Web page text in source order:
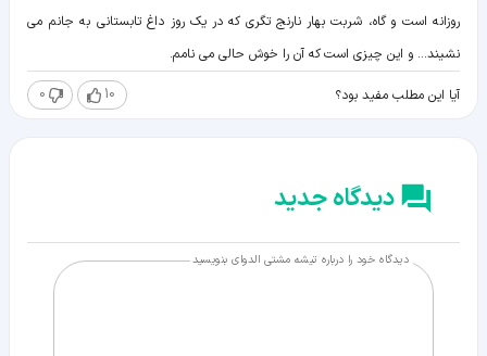
روزانه است و گاه، شربت بهار نارنج تگری که در یک روز داغ تابستانی به جانم می
نشیند... و این چیزی است که آن را خوش حالی می نامم.
آیا این مطلب مفید بود؟ 10
0
دیدگاه جدید
دیدگاه خود را درباره تیشه مشتی الدوای بنویسید